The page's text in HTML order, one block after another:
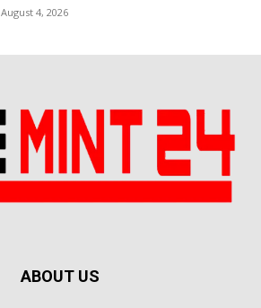
August 4, 2026
ABOUT US